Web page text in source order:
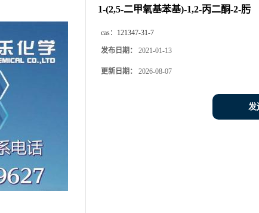
1-(2,5-二甲氧基苯基)-1,2-丙二酮-2-肟
cas： 121347-31-7
发布日期： 2021-01-13
更新日期： 2026-08-07
发